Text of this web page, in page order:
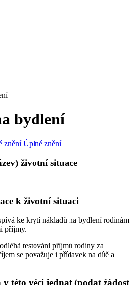
bydlení
znění Úplné znění
životní situace
k životní situaci
ke krytí nákladů na bydlení rodinám
příjmy.
testování příjmů rodiny za
se považuje i přídavek na dítě a
této věci jednat (podat žádost